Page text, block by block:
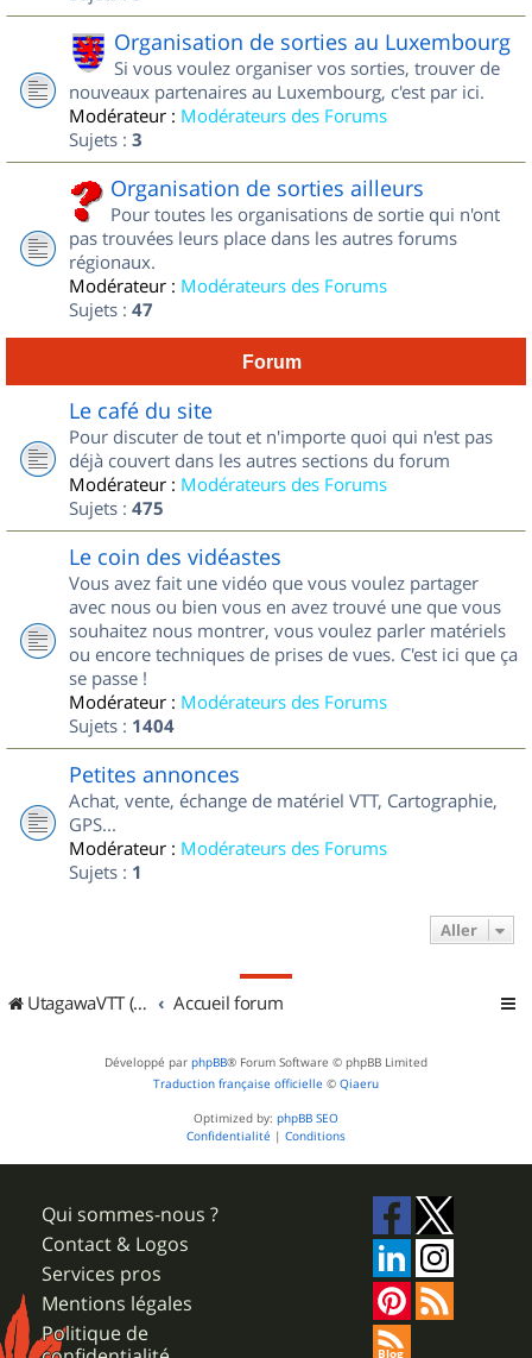
Organisation de sorties au Luxembourg
Si vous voulez organiser vos sorties, trouver de
nouveaux partenaires au Luxembourg, c'est par ici.
Modérateur : Modérateurs des Forums
Sujets : 3
Organisation de sorties ailleurs
Pour toutes les organisations de sortie qui n'ont
pas trouvées leurs place dans les autres forums
régionaux.
Modérateur : Modérateurs des Forums
Sujets : 47
Forum
Le café du site
Pour discuter de tout et n'importe quoi qui n'est pas
déjà couvert dans les autres sections du forum
Modérateur : Modérateurs des Forums
Sujets : 475
Le coin des vidéastes
Vous avez fait une vidéo que vous voulez partager
avec nous ou bien vous en avez trouvé une que vous
souhaitez nous montrer, vous voulez parler matériels
ou encore techniques de prises de vues. C'est ici que ça
se passe !
Modérateur : Modérateurs des Forums
Sujets : 1404
Petites annonces
Achat, vente, échange de matériel VTT, Cartographie,
GPS...
Modérateur : Modérateurs des Forums
Sujets : 1
Aller
UtagawaVTT (Randos VTT et VTTAE avec traces GPS) Accueil forum
Développé par phpBB® Forum Software © phpBB Limited
Traduction française officielle © Qiaeru
Optimized by: phpBB SEO
Confidentialité | Conditions
Qui sommes-nous ?
Contact & Logos
Services pros
Mentions légales
Politique de